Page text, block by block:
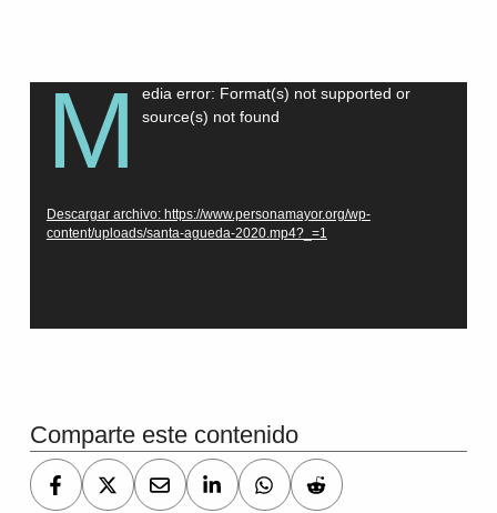
Reproductor
M
edia error: Format(s) not supported or
source(s) not found
Descargar archivo: https://www.personamayor.org/wp-
content/uploads/santa-agueda-2020.mp4?_=1
Comparte este contenido